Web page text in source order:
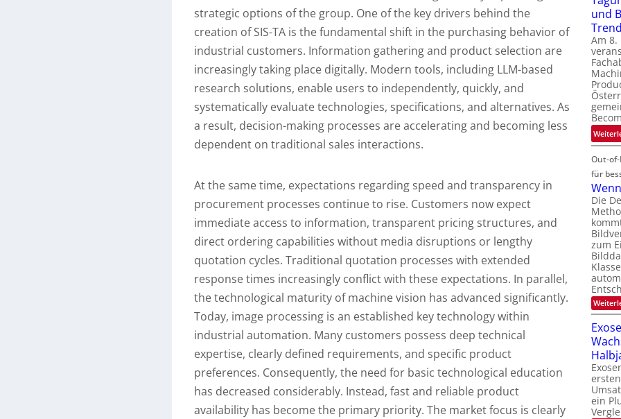
strategic options of the group. One of the key drivers behind the
creation of SIS-TA is the fundamental shift in the purchasing behavior of
industrial customers. Information gathering and product selection are
increasingly taking place digitally. Modern tools, including LLM-based
research solutions, enable users to independently, quickly, and
systematically evaluate technologies, specifications, and alternatives. As
a result, decision-making processes are accelerating and becoming less
dependent on traditional sales interactions.
At the same time, expectations regarding speed and transparency in
procurement processes continue to rise. Customers now expect
immediate access to information, transparent pricing structures, and
direct ordering capabilities without media disruptions or lengthy
quotation cycles. Traditional quotation processes with extended
response times increasingly conflict with these expectations. In parallel,
the technological maturity of machine vision has advanced significantly.
Today, image processing is an established key technology within
industrial automation. Many customers possess deep technical
expertise, clearly defined requirements, and specific product
preferences. Consequently, the need for basic technological education
has decreased considerably. Instead, fast and reliable product
availability has become the primary priority. The market focus is clearly
und
Am
Out-
für
Die
zum
ein